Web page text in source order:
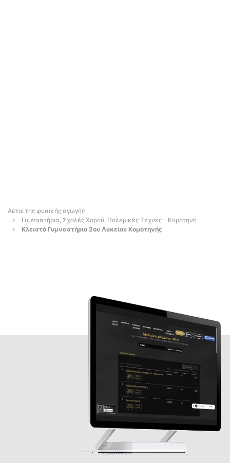
Αετοί της φυσικής αγωγής
Γυμναστήρια, Σχολές Χορού, Πολεμικές Τέχνες - Κομοτηνή
Κλειστό Γυμναστήριο 2ου Λυκείου Κομοτηνής